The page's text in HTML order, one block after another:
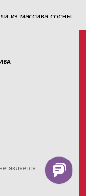
из массива сосны
не является